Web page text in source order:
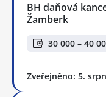
BH daňová
Žamberk
30 000 – 40
Zveřejněno: 5.